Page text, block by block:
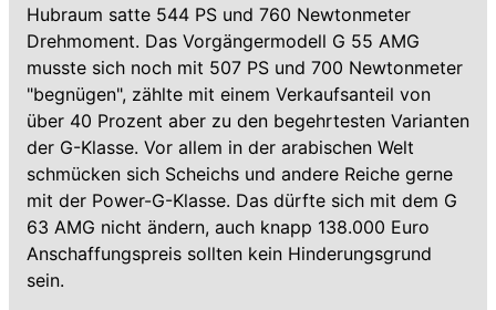
Hubraum satte 544 PS und 760 Newtonmeter
Drehmoment. Das Vorgängermodell G 55 AMG
musste sich noch mit 507 PS und 700 Newtonmeter
"begnügen", zählte mit einem Verkaufsanteil von
über 40 Prozent aber zu den begehrtesten Varianten
der G-Klasse. Vor allem in der arabischen Welt
schmücken sich Scheichs und andere Reiche gerne
mit der Power-G-Klasse. Das dürfte sich mit dem G
63 AMG nicht ändern, auch knapp 138.000 Euro
Anschaffungspreis sollten kein Hinderungsgrund
sein.